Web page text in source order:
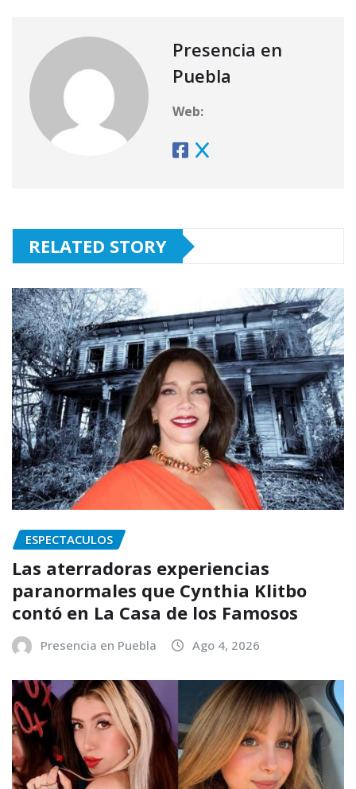
Presencia en
Puebla
Web:
RELATED STORY
ESPECTACULOS
Las aterradoras experiencias
paranormales que Cynthia Klitbo
contó en La Casa de los Famosos
Presencia en Puebla Ago 4, 2026